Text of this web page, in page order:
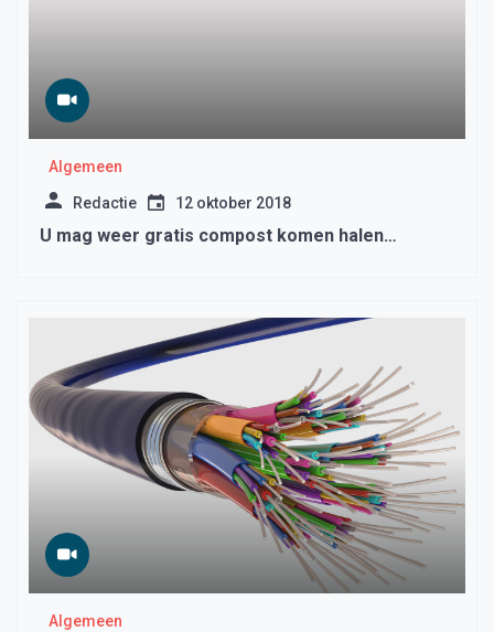
Algemeen
Redactie 12 oktober 2018
U mag weer gratis compost komen halen…
Algemeen